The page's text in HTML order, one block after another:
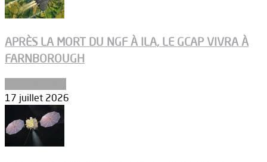
APRÈS LA MORT DU NGF À ILA, LE GCAP VIVRA À
FARNBOROUGH
17 juillet 2026